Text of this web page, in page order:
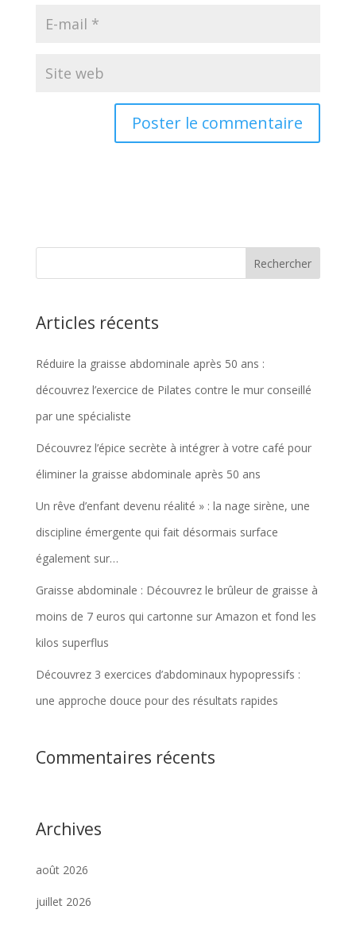
Articles récents
Réduire la graisse abdominale après 50 ans :
découvrez l’exercice de Pilates contre le mur conseillé
par une spécialiste
Découvrez l’épice secrète à intégrer à votre café pour
éliminer la graisse abdominale après 50 ans
Un rêve d’enfant devenu réalité » : la nage sirène, une
discipline émergente qui fait désormais surface
également sur…
Graisse abdominale : Découvrez le brûleur de graisse à
moins de 7 euros qui cartonne sur Amazon et fond les
kilos superflus
Découvrez 3 exercices d’abdominaux hypopressifs :
une approche douce pour des résultats rapides
Commentaires récents
Archives
août 2026
juillet 2026